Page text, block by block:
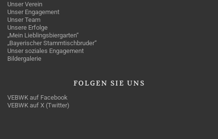
Unser Verein
Unser Engagement
Unser Team
Unsere Erfolge
„Mein Lieblingsbiergarten“
„Bayerischer Stammtischbruder“
Unser soziales Engagement
Bildergalerie
FOLGEN SIE UNS
VEBWK auf Facebook
VEBWK auf X (Twitter)